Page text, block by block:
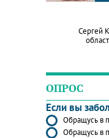
Сергей
ОПРОС
Если вы
Обращусь в
Обращусь в